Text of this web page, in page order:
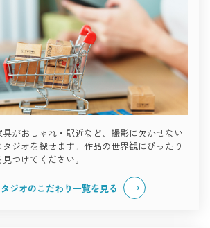
がおしゃれ・駅近など、撮影に欠かせない
ジオを探せます。作品の世界観にぴったり
つけてください。
ジオのこだわり一覧を見る